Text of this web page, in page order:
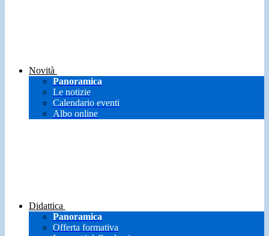
Novità
Panoramica
Le notizie
Calendario eventi
Albo online
Didattica
Panoramica
Offerta formativa